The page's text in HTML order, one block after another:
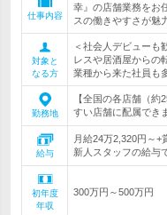
仕事内容
幸』の店舗業務をお
スの働きやすさが魅
対象と
なる方
＜社会人デビューも
レスや居酒屋からの
業種から来た社員も
勤務地
【全国の各店舗（
すい店舗に配属でき
給与
月給24万2,320円～+
新人スタッフの給与
初年度
年収
300万円～500万円